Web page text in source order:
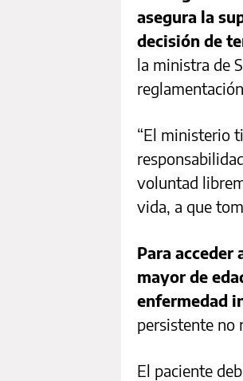
asegura la
decisión de
la ministra de
“El ministerio
voluntad
vida, a que
Para acceder
mayor de
enfermedad
persistente no
El paciente